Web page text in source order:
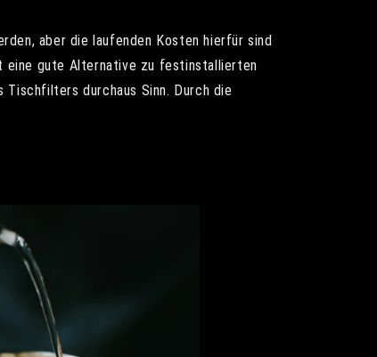
aber die laufenden Kosten hierfür sind
eine gute Alternative zu festinstallierten
durchaus Sinn. Durch die